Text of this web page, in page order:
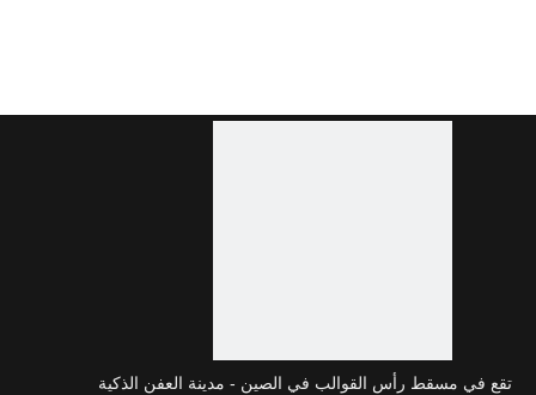
تقع في مسقط رأس القوالب في الصين - مدينة العفن الذكية